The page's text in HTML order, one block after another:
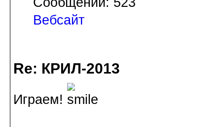
Вебсайт
Re: КРИЛ-2013
Играем!